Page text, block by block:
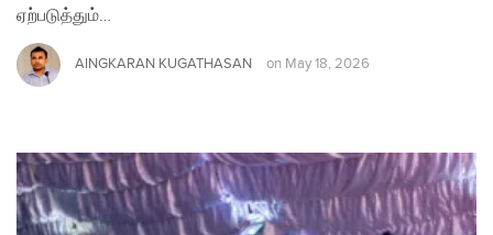
ஏற்படுத்தும்…
AINGKARAN KUGATHASAN on May 18, 2026